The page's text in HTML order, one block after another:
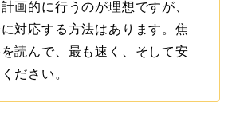
画的に行うのが理想ですが、
対応する方法はあります。焦
読んで、最も速く、そして安
ださい。